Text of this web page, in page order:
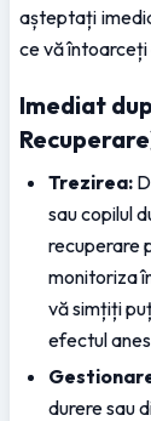
așteptați
ce vă întoarceți
Imediat
Trezirea:
sau copilul
recuperare
monitoriza
vă simțiți
efectul
durere sau